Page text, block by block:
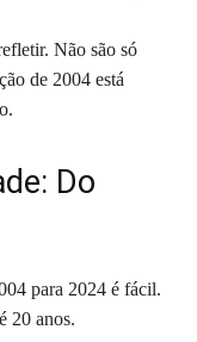
Não são só
de 2004 está
Do
para 2024 é fácil.
20 anos.